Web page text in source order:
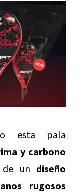
esta pala
y carbono
de un diseño
rugosos